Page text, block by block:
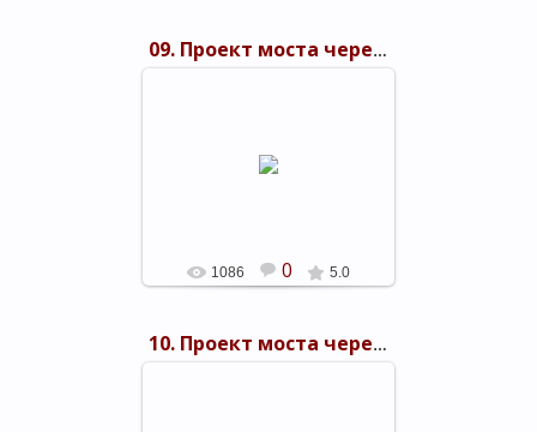
09. Проект моста через Керченский пролив 1949 г.
1086 0 5.0
10. Проект моста через Керченский пролив 1949 г.